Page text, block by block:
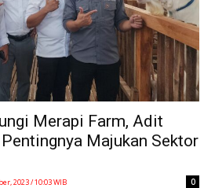
Merapi Farm, Adit
Majukan Sektor
2023 / 10:03 WIB 0